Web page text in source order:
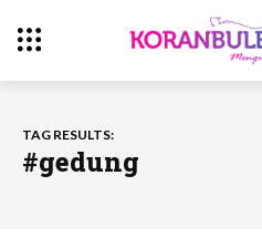
TAG RESULTS:
#gedung